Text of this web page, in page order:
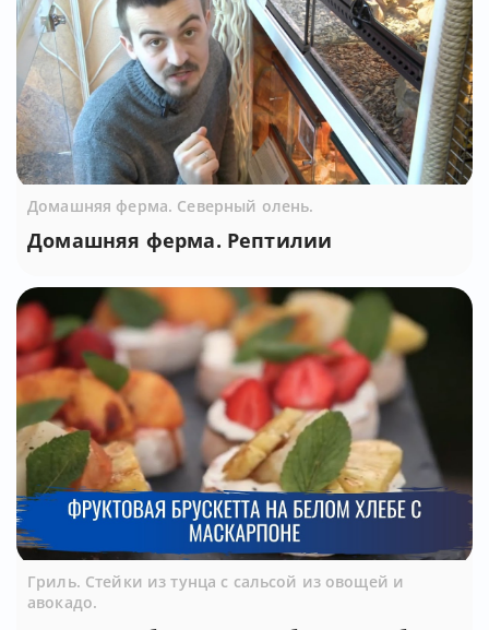
Домашняя ферма. Северный олень.
Домашняя ферма. Рептилии
Гриль. Стейки из тунца с сальсой из овощей и
авокадо.